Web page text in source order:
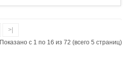
>|
Показано с 1 по 16 из 72 (всего 5 страниц)